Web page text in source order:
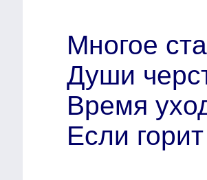
Многое
Души
Время
Если